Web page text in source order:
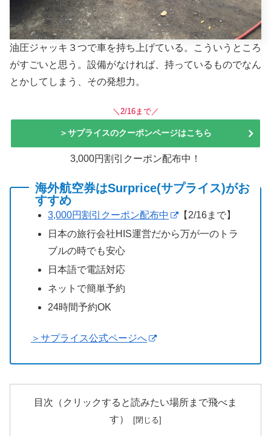
油圧ジャッキ３つで車を持ち上げている。こういうところ
がすごいと思う。設備がなければ、持っているものでなん
とかしてしまう、その発想力。
＼2/16まで／
＞サプライスのクーポンページはこちら
3,000円割引クーポン配布中！
海外航空券はSurprice(サプライス)がお
すすめ
3,000円割引クーポン配布中
【2/16まで】
日本の旅行会社HIS運営だから万が一のトラ
ブルの時でも安心
日本語で電話対応
ネットで簡単予約
24時間予約OK
＞サプライス公式ページへ
目次（クリックすると読みたい場所まで飛べま
す）